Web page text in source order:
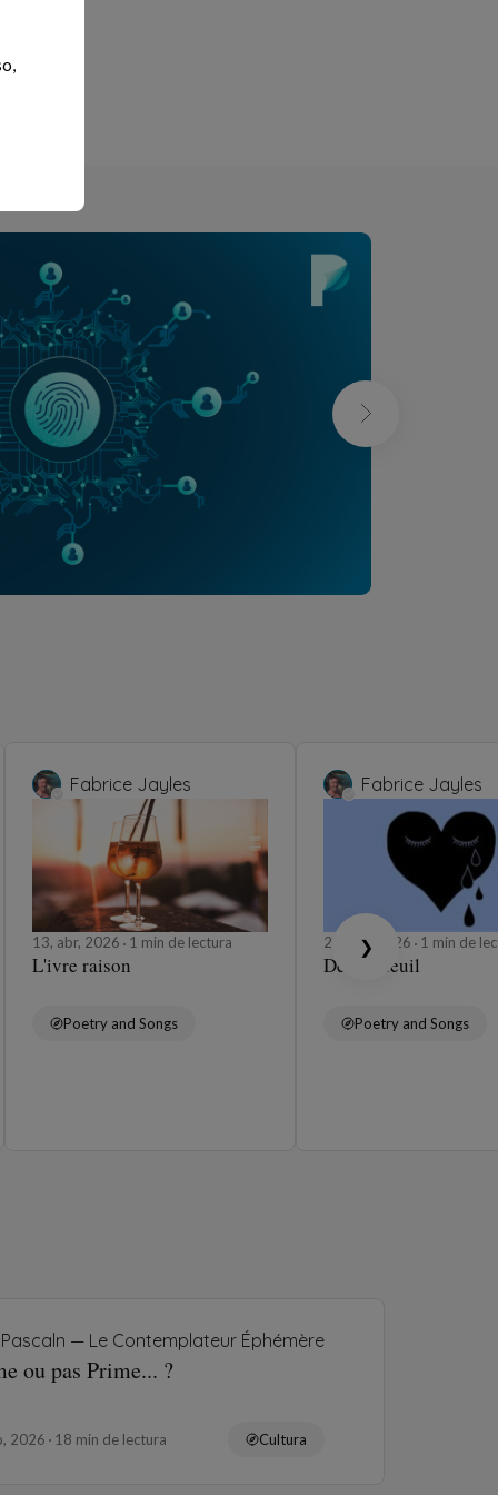
Fabrice Jayles
13, abr, 2026 1 min de lectura
L'ivre raison
Poetry and Songs
Fabrice Jayles
23, feb, 2026 1 min de
Déclin deuil
Poetry and Songs
❯
Pascaln — Le Contemplateur Éphémère
ou pas Prime... ?
2026 18 min de lectura Cultura